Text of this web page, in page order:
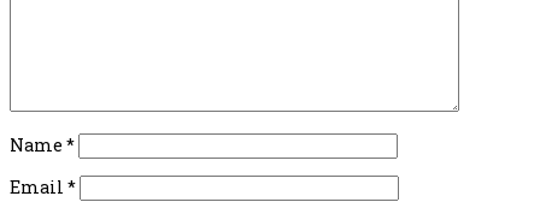
Name *
Email *